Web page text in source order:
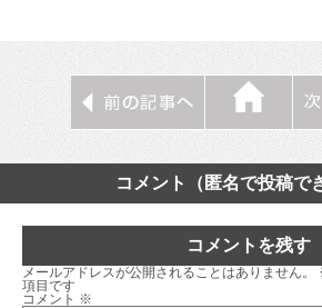
コメント（匿名で投稿で
コメントを残す
メールアドレスが公開されることはありません。
項目です
コメント ※